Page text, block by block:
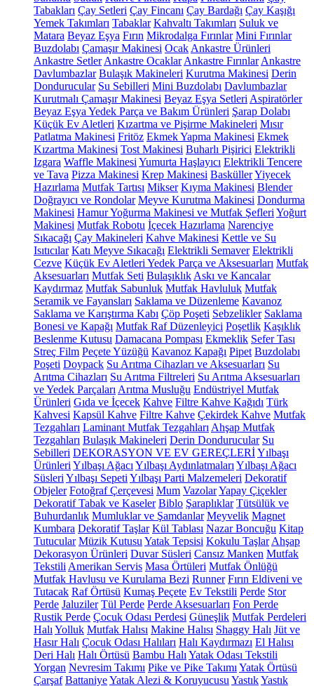
Tabakları Çay Setleri Çay Fincanı Çay Bardağı Çay Kaşığı
Yemek Takımları Tabaklar Kahvaltı Takımları Suluk ve
Matara Beyaz Eşya Fırın Mikrodalga Fırınlar Mini Fırınlar
Buzdolabı Çamaşır Makinesi Ocak Ankastre Ürünleri
Ankastre Setler Ankastre Ocaklar Ankastre Fırınlar Ankastre
Davlumbazlar Bulaşık Makineleri Kurutma Makinesi Derin
Dondurucular Su Sebilleri Mini Buzdolabı Davlumbazlar
Kurutmalı Çamaşır Makinesi Beyaz Eşya Setleri Aspiratörler
Beyaz Eşya Yedek Parça ve Bakım Ürünleri Şarap Dolabı
Küçük Ev Aletleri Kızartma ve Pişirme Makineleri Mısır
Patlatma Makinesi Fritöz Ekmek Yapma Makinesi Ekmek
Kızartma Makinesi Tost Makinesi Buharlı Pişirici Elektrikli
Izgara Waffle Makinesi Yumurta Haşlayıcı Elektrikli Tencere
ve Tava Pizza Makinesi Krep Makinesi BasküllerYiyecek
Hazırlama Mutfak Tartısı Mikser Kıyma Makinesi Blender
Doğrayıcı ve Rondolar Meyve Kurutma Makinesi Dondurma
Makinesi Hamur Yoğurma Makinesi ve Mutfak Şefleri Yoğurt
Makinesi Mutfak Robotu İçecek Hazırlama Narenciye
Sıkacağı Çay Makineleri Kahve Makinesi Kettle ve Su
Isıtıcılar Katı Meyve Sıkacağı Elektrikli Semaver Elektrikli
Cezve Küçük Ev Aletleri Yedek Parça ve Aksesuarları Mutfak
Aksesuarları Mutfak Seti Bulaşıklık Askı ve Kancalar
Kaydırmaz Mutfak Sabunluk Mutfak Havluluk Mutfak
Seramik ve Fayansları Saklama ve Düzenleme Kavanoz
Saklama ve Karıştırma Kabı Çöp Poşeti Sebzelikler Saklama
Bonesi ve Kapağı Mutfak Raf Düzenleyici Poşetlik Kaşıklık
Beslenme Kutusu Damacana Pompası Ekmeklik Sefer Tası
Streç Film Peçete Yüzüğü Kavanoz Kapağı Pipet Buzdolabı
Poşeti Doypack Su Arıtma Cihazları ve Aksesuarları Su
Arıtma Cihazları Su Arıtma Filtreleri Su Arıtma Aksesuarları
ve Yedek Parçaları Arıtma Musluğu Endüstriyel Mutfak
Ürünleri Gıda ve İçecek Kahve Filtre Kahve Kağıdı Türk
Kahvesi Kapsül Kahve Filtre Kahve Çekirdek Kahve Mutfak
Tezgahları Laminant Mutfak Tezgahları Ahşap Mutfak
Tezgahları Bulaşık Makineleri Derin Dondurucular Su
Sebilleri DEKORASYON VE EV GEREÇLERİYılbaşı
Ürünleri Yılbaşı Ağacı Yılbaşı Aydınlatmaları Yılbaşı Ağacı
Süsleri Yılbaşı Sepeti Yılbaşı Parti Malzemeleri Dekoratif
Objeler Fotoğraf Çerçevesi Mum VazolarYapay Çiçekler
Dekoratif Tabak ve Kaseler Biblo Şaraplıklar Tütsülük ve
Buhurdanlık Mumluklar ve Şamdanlar Meyvelik Magnet
Kumbara Dekoratif Taşlar Kül Tablası Nazar Boncuğu Kitap
Tutucular Müzik Kutusu Yatak Tepsisi Kokulu Taşlar Ahşap
Dekorasyon Ürünleri Duvar Süsleri Cansız Manken Mutfak
Tekstili Amerikan Servis Masa Örtüleri Mutfak Önlüğü
Mutfak Havlusu ve Kurulama Bezi Runner Fırın Eldiveni ve
Tutacak Raf Örtüsü Kumaş Peçete Ev Tekstili Perde Stor
Perde Jaluziler Tül Perde Perde Aksesuarları Fon Perde
Rustik Perde Çocuk Odası Perdesi Güneşlik Mutfak Perdeleri
Halı Yolluk Mutfak Halısı Makine Halısı Shaggy Halı Jüt ve
Hasır Halı Çocuk Odası Halıları Halı Kaydırmazı El Halısı
Deri Halı Halı Örtüsü Bambu Halı Yatak Odası Tekstili
Yorgan Nevresim Takımı Pike ve Pike Takımı Yatak Örtüsü
Çarşaf BattaniyeYatak Alezi & Koruyucusu YastıkYastık